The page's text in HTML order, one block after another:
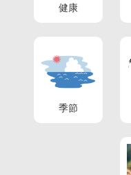
健康
季節